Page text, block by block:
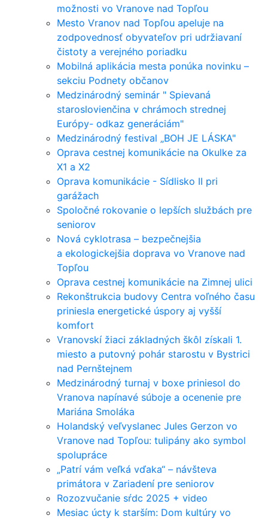
možnosti vo Vranove nad Topľou
Mesto Vranov nad Topľou apeluje na
zodpovednosť obyvateľov pri udržiavaní
čistoty a verejného poriadku
Mobilná aplikácia mesta ponúka novinku –
sekciu Podnety občanov
Medzinárodný seminár " Spievaná
staroslovienčina v chrámoch strednej
Európy- odkaz generáciám"
Medzinárodný festival „BOH JE LÁSKA"
Oprava cestnej komunikácie na Okulke za
X1 a X2
Oprava komunikácie - Sídlisko II pri
garážach
Spoločné rokovanie o lepších službách pre
seniorov
Nová cyklotrasa – bezpečnejšia
a ekologickejšia doprava vo Vranove nad
Topľou
Oprava cestnej komunikácie na Zimnej ulici
Rekonštrukcia budovy Centra voľného času
priniesla energetické úspory aj vyšší
komfort
Vranovskí žiaci základných škôl získali 1.
miesto a putovný pohár starostu v Bystrici
nad Pernštejnem
Medzinárodný turnaj v boxe priniesol do
Vranova napínavé súboje a ocenenie pre
Mariána Smoláka
Holandský veľvyslanec Jules Gerzon vo
Vranove nad Topľou: tulipány ako symbol
spolupráce
„Patrí vám veľká vďaka“ – návšteva
primátora v Zariadení pre seniorov
Rozozvučanie sŕdc 2025 + video
Mesiac úcty k starším: Dom kultúry vo